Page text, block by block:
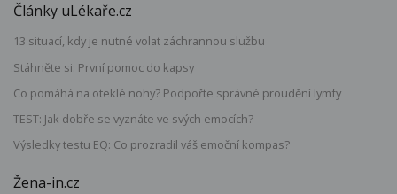
Články uLékaře.cz
13 situací, kdy je nutné volat záchrannou službu
Stáhněte si: První pomoc do kapsy
Co pomáhá na oteklé nohy? Podpořte správné proudění lymfy
TEST: Jak dobře se vyznáte ve svých emocích?
Výsledky testu EQ: Co prozradil váš emoční kompas?
Žena-in.cz